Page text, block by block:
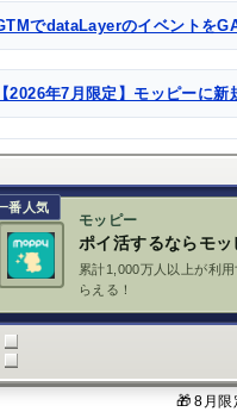
でdataLayerのイベントを
【2026年7月限定】モッピーに
番人気
モッピー
ポイ活するならモッ
累計1,000万人以上が利
らえる！
🎁 8月限